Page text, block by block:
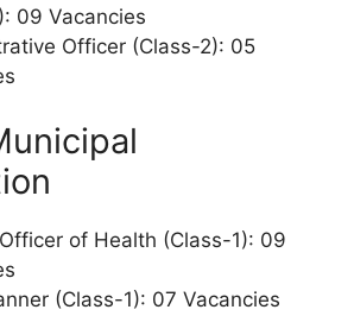
09 Vacancies
Officer (Class-2): 05
of Health (Class-1): 09
(Class-1): 07 Vacancies